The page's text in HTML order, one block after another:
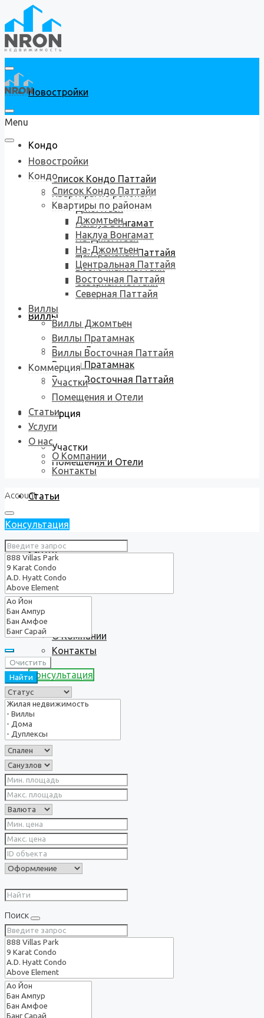
Новостройки
Кондо
Список Кондо Паттайи
Квартиры по районам
Джомтьен
Наклуа Вонгамат
На-Джомтьен
Центральная Паттайя
Восточная Паттайя
Северная Паттайя
Виллы
Виллы Джомтьен
Виллы Пратамнак
Виллы Восточная Паттайя
Коммерция
Участки
Помещения и Отели
Статьи
Услуги
О нас
О Компании
Контакты
Консультация
Menu
Новостройки
Кондо
Список Кондо Паттайи
Квартиры по районам
Джомтьен
Наклуа Вонгамат
На-Джомтьен
Центральная Паттайя
Восточная Паттайя
Северная Паттайя
Виллы
Виллы Джомтьен
Виллы Пратамнак
Виллы Восточная Паттайя
Коммерция
Участки
Помещения и Отели
Статьи
Услуги
О нас
О Компании
Контакты
Account
Консультация
Очистить
Найти
Поиск